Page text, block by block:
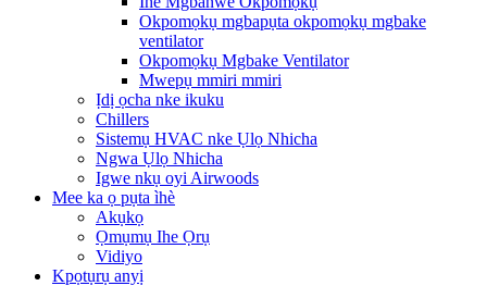
Okpomọkụ mgbapụta okpomọkụ mgbake
ventilator
Okpomọkụ Mgbake Ventilator
Mwepụ mmiri mmiri
Ịdị ọcha nke ikuku
Chillers
Sistemụ HVAC nke Ụlọ Nhicha
Ngwa Ụlọ Nhicha
Igwe nkụ oyi Airwoods
Mee ka ọ pụta ìhè
Akụkọ
Ọmụmụ Ihe Ọrụ
Vidiyo
Kpọtụrụ anyị